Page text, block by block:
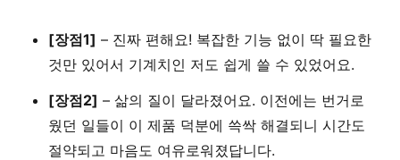
[장점1] – 진짜 편해요! 복잡한 기능 없이 딱 필요한
것만 있어서 기계치인 저도 쉽게 쓸 수 있었어요.
[장점2] – 삶의 질이 달라졌어요. 이전에는 번거로
웠던 일들이 이 제품 덕분에 쓱싹 해결되니 시간도
절약되고 마음도 여유로워졌답니다.